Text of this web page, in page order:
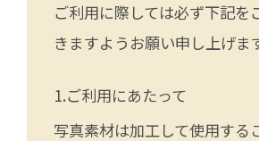
ご利用に際しては必ず下記を
きますようお願い申し上げま
ご利用にあたって
写真素材は加工して使用する